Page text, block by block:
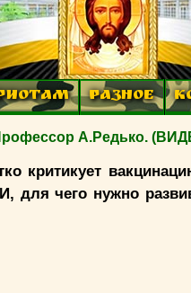
РАЗНОЕ
А.Редько.
критикует
для чего нужно